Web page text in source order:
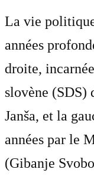
La vie
années
droite,
slovène (SDS)
Janša, et la
années par le
(Gibanje